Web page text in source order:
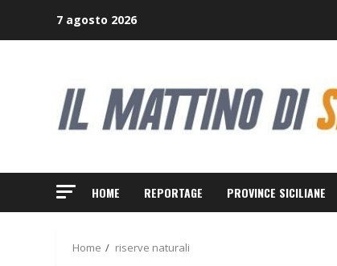
7 agosto 2026
HOME REPORTAGE PROVINCE SICILIANE
Home riserve naturali